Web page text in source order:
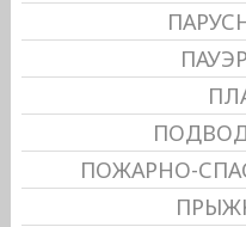
ПОЖАРНО-